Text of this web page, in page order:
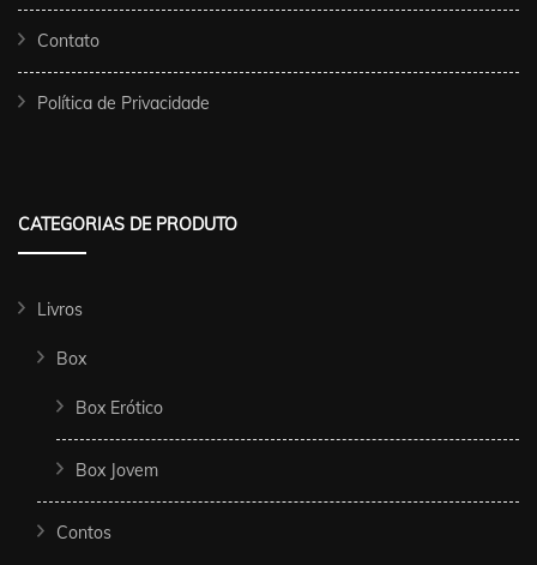
Contato
Política de Privacidade
CATEGORIAS DE PRODUTO
Livros
Box
Box Erótico
Box Jovem
Contos